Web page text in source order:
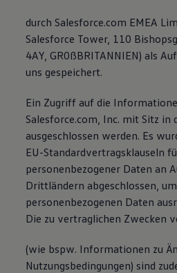
durch Salesforce.com EMEA
Salesforce Tower, 110
4AY, GR0ßBRITANNIEN) als
uns gespeichert.
Ein Zugriff auf die
Salesforce.com, Inc. mit Sitz in
ausgeschlossen werden. Es
EU-Standardvertragsklauseln
personenbezogener Daten an
Drittländern abgeschlossen,
personenbezogenen Daten
Die zu vertraglichen Zwecken
(wie bspw. Informationen zu
Nutzungsbedingungen) sind